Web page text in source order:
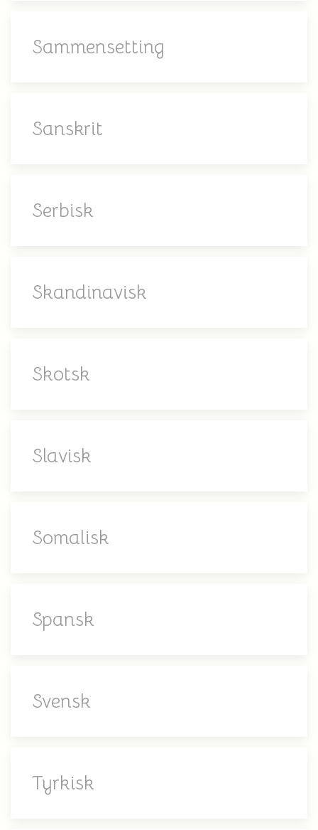
Sammensetting
Sanskrit
Serbisk
Skandinavisk
Skotsk
Slavisk
Somalisk
Spansk
Svensk
Tyrkisk